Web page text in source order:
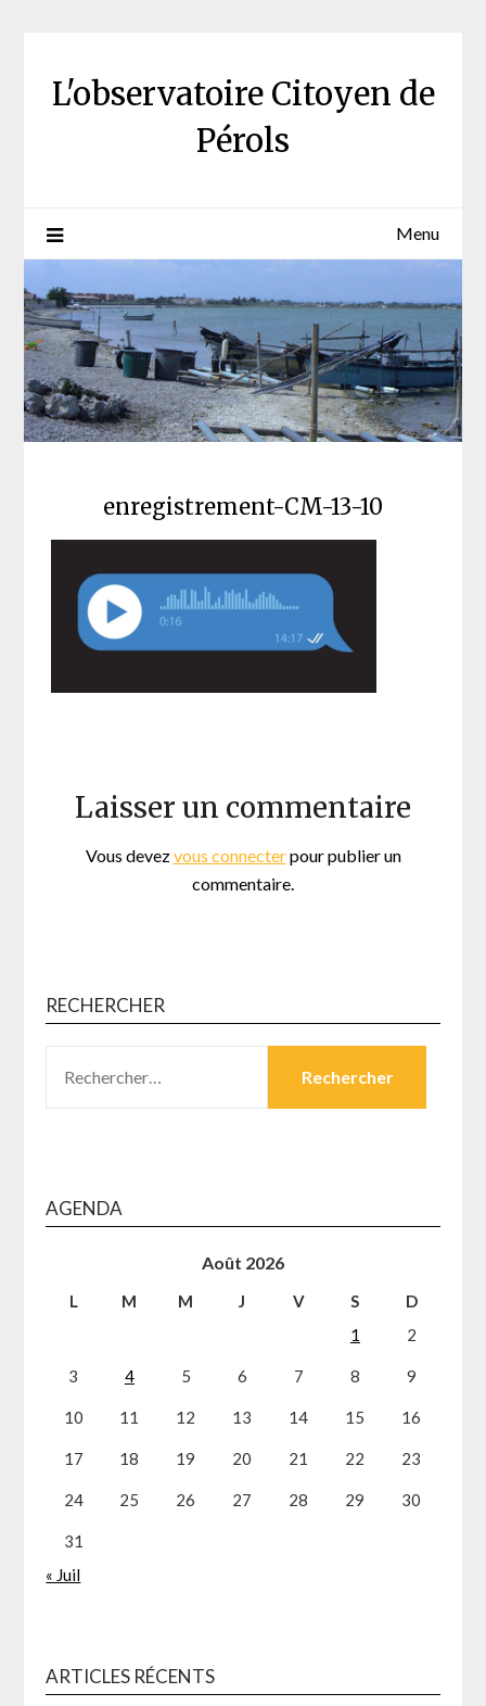
L'observatoire Citoyen de
Pérols
Menu
enregistrement-CM-13-10
Laisser un commentaire
Vous devezvous connecterpour publier un
commentaire.
RECHERCHER
AGENDA
Août 2026
L M M J V S
D
1
2
3 4 5 6 7 8 9
10 11 12 13 14 15 16
17 18 19 20 21 22 23
24 25 26 27 28 29 30
31
« Juil
ARTICLES RÉCENTS